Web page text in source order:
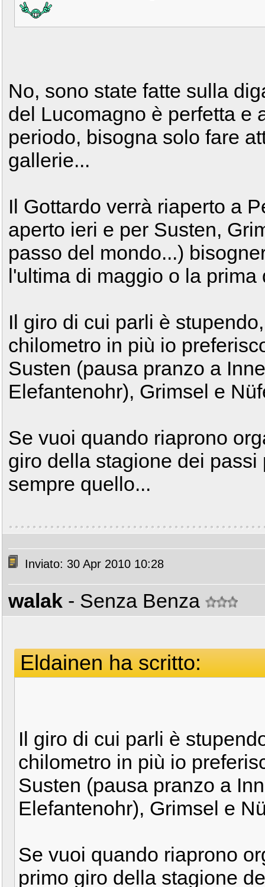
No, sono state fatte sulla
del Lucomagno è perfetta e
periodo, bisogna solo fare
gallerie...
Il Gottardo verrà riaperto a
aperto ieri e per Susten,
passo del mondo...)
l'ultima di maggio o la prima
Il giro di cui parli è
chilometro in più io
Susten (pausa pranzo a
Elefantenohr), Grimsel e
Se vuoi quando riaprono
giro della stagione dei
sempre quello...
Inviato: 30 Apr 2010 10:28
walak - Senza Benza
Eldainen ha scritto:
Il giro di cui parli è
chilometro in più io
Susten (pausa pranzo a
Elefantenohr), Grimsel e
Se vuoi quando riaprono
primo giro della stagione